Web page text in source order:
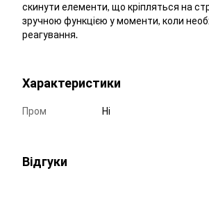
скинути елементи, що кріпляться на
зручною функцією у моменти, коли
реагування.
Характеристики
Пром Ні
Відгуки